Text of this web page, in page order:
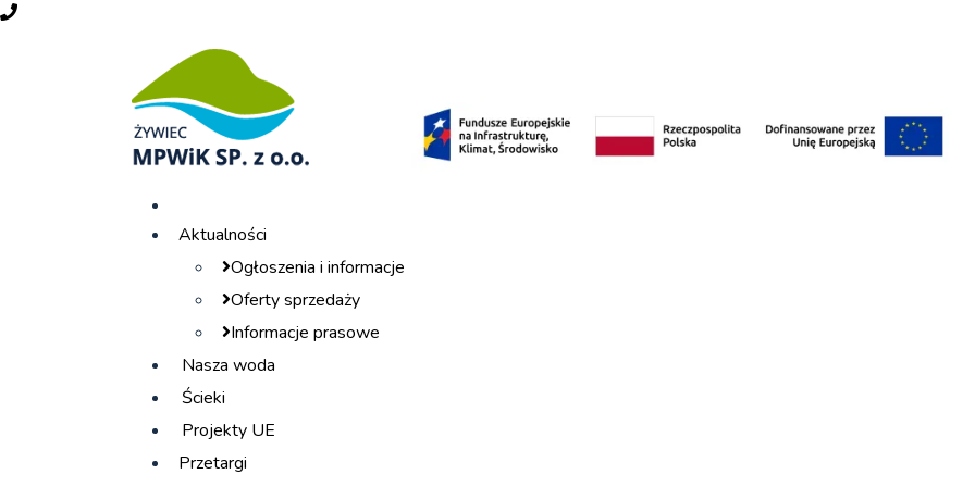
Aktualności
Ogłoszenia i informacje
Oferty sprzedaży
Informacje prasowe
Nasza woda
Ścieki
Projekty UE
Przetargi